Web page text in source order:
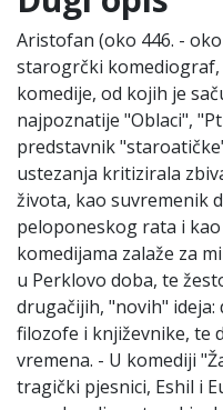
Aristofan (oko 446. -
starogrčki komediograf,
komedije, od kojih je
najpoznatije "Oblaci",
predstavnik
ustezanja kritizirala
života, kao suvremenik
peloponeskog rata i
komedijama zalaže za
u Perklovo doba, te
drugačijih, "novih"
filozofe i književnike, te
vremena. - U komediji
tragički pjesnici, Eshil i